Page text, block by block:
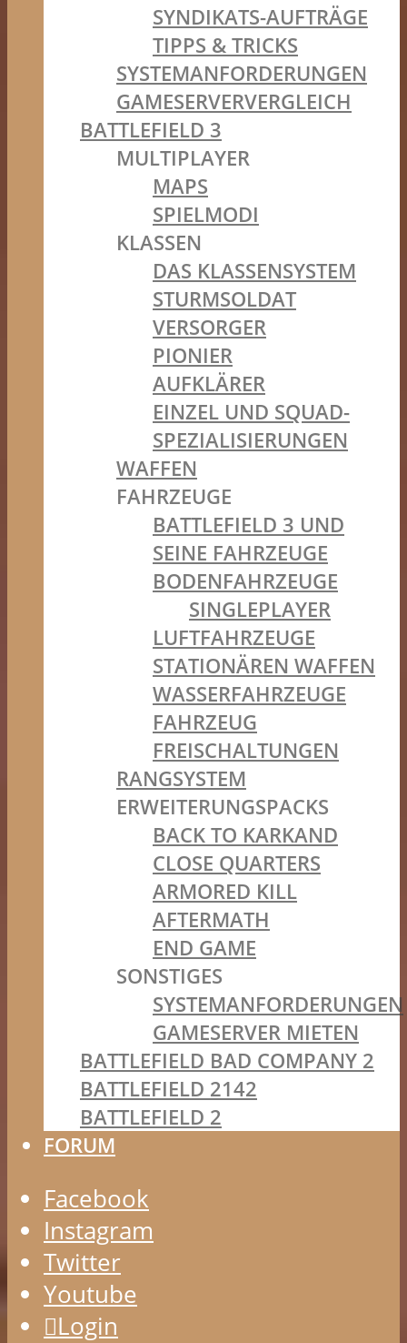
SYNDIKATS-AUFTRÄGE
TIPPS & TRICKS
SYSTEMANFORDERUNGEN
GAMESERVERVERGLEICH
BATTLEFIELD 3
MULTIPLAYER
MAPS
SPIELMODI
KLASSEN
DAS KLASSENSYSTEM
STURMSOLDAT
VERSORGER
PIONIER
AUFKLÄRER
EINZEL UND SQUAD-
SPEZIALISIERUNGEN
WAFFEN
FAHRZEUGE
BATTLEFIELD 3 UND
SEINE FAHRZEUGE
BODENFAHRZEUGE
SINGLEPLAYER
LUFTFAHRZEUGE
STATIONÄREN WAFFEN
WASSERFAHRZEUGE
FAHRZEUG
FREISCHALTUNGEN
RANGSYSTEM
ERWEITERUNGSPACKS
BACK TO KARKAND
CLOSE QUARTERS
ARMORED KILL
AFTERMATH
END GAME
SONSTIGES
SYSTEMANFORDERUNGEN
GAMESERVER MIETEN
BATTLEFIELD BAD COMPANY 2
BATTLEFIELD 2142
BATTLEFIELD 2
FORUM
Facebook
Instagram
Twitter
Youtube
Login